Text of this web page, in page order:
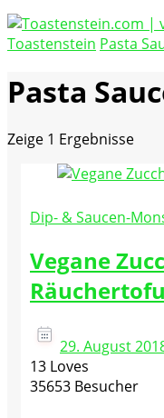
Toastenstein Pasta
Pasta
Zeige 1 Ergebnisse
Dip- & Saucen-
Vegane
Räuchertofu
29. August
13 Loves
35653 Besucher